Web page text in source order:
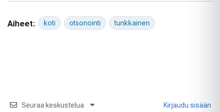
Aiheet: koti otsonointi tunkkainen
Seuraa keskustelua Kirjaudu sisään